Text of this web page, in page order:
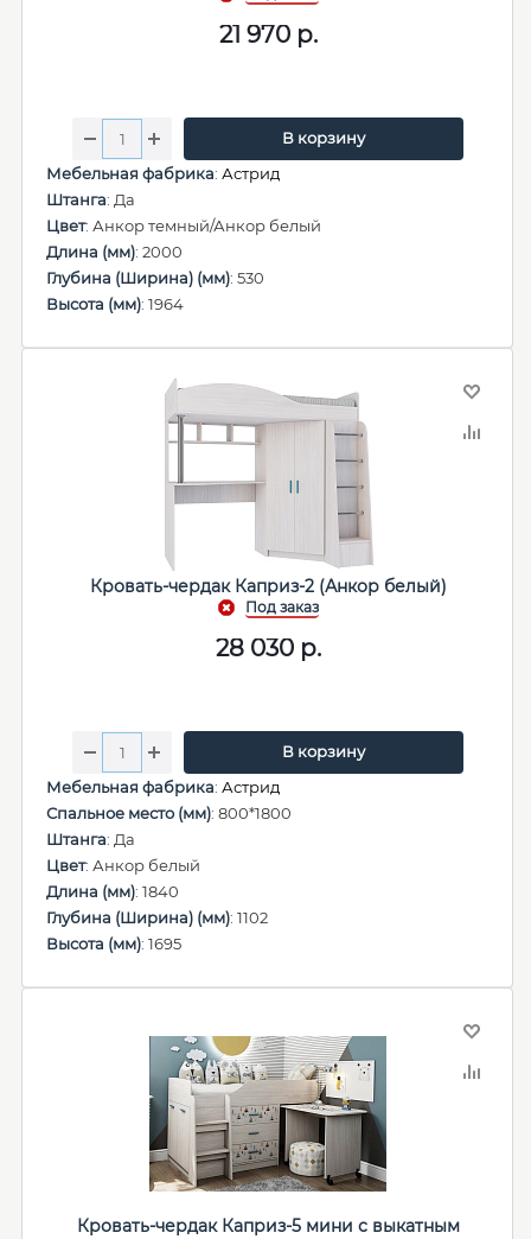
21 970р.
В корзину
Мебельная фабрика: Астрид
Штанга: Да
Цвет: Анкор темный/Анкор белый
Длина (мм): 2000
Глубина (Ширина) (мм): 530
Высота (мм): 1964
Кровать-чердак Каприз-2 (Анкор белый)
28 030р.
В корзину
Мебельная фабрика: Астрид
Спальное место (мм): 800*1800
Штанга: Да
Цвет: Анкор белый
Длина (мм): 1840
Глубина (Ширина) (мм): 1102
Высота (мм): 1695
Кровать-чердак Каприз-5 мини с выкатным